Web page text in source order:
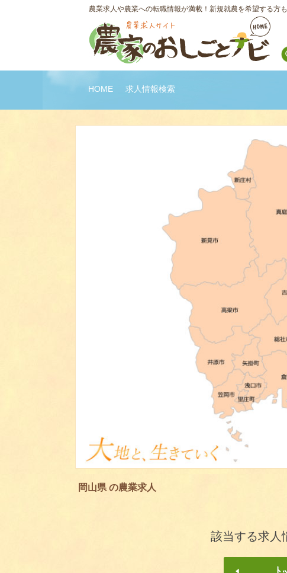
農業求人や農業への転職情報が満載！新規就農を希望する方も
HOME 求人情報検索
岡山県 の農業求人
該当する求人